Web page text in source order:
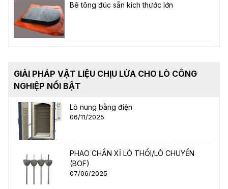
Bê tông đúc sẵn kích thước lớn
GIẢI PHÁP VẬT LIỆU CHỊU LỬA CHO LÒ CÔNG
NGHIỆP NỔI BẬT
Lò nung bằng điện
06/11/2025
PHAO CHẮN XỈ LÒ THỔI/LÒ CHUYỂN
(BOF)
07/06/2025